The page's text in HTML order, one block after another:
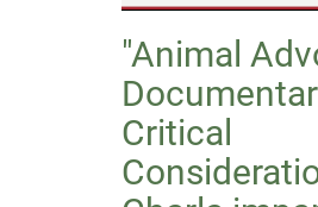
"Animal
Critical